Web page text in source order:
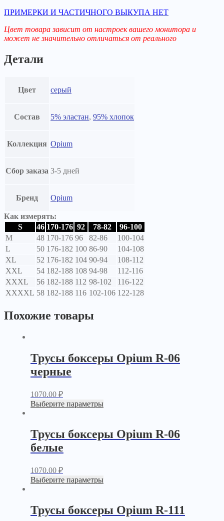
ПРИМЕРКИ И ЧАСТИЧНОГО ВЫКУПА НЕТ
Цвет товара зависит от настроек вашего монитора и
может не значительно отличаться от реального
Детали
Цвет серый
Состав 5% эластан, 95% хлопок
Коллекция Opium
Сбор заказа 3-5 дней
Бренд Opium
Как измерять:
S
46 170-176 92 78-82
96-100
M
48 170-176 96 82-86
100-104
L
50 176-182 100 86-90
104-108
XL
52 176-182 104 90-94
108-112
XXL
54 182-188 108 94-98
112-116
XXXL
56 182-188 112 98-102
116-122
XXXXL 58 182-188 116 102-106 122-128
Похожие товары
Трусы боксеры Opium R-06
черные
1070.00 ₽
Выберите параметры
Трусы боксеры Opium R-06
белые
1070.00 ₽
Выберите параметры
Трусы боксеры Opium R-111